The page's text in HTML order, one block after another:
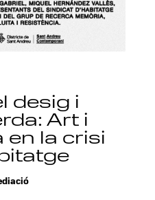
desig i
Art i
en la crisi